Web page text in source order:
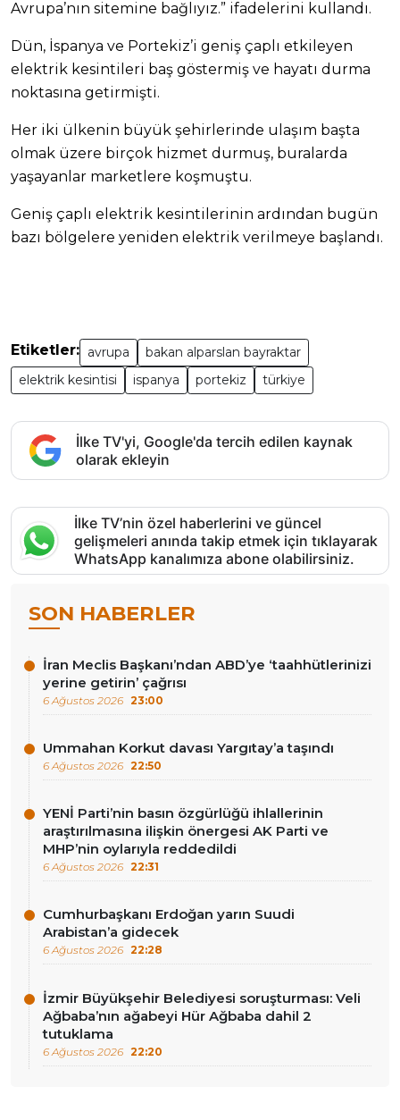
Avrupa’nın sitemine bağlıyız.” ifadelerini kullandı.
Dün, İspanya ve Portekiz’i geniş çaplı etkileyen
elektrik kesintileri baş göstermiş ve hayatı durma
noktasına getirmişti.
Her iki ülkenin büyük şehirlerinde ulaşım başta
olmak üzere birçok hizmet durmuş, buralarda
yaşayanlar marketlere koşmuştu.
Geniş çaplı elektrik kesintilerinin ardından bugün
bazı bölgelere yeniden elektrik verilmeye başlandı.
Etiketler: avrupa
bakan alparslan bayraktar
elektrik kesintisi
ispanya portekiz türkiye
İlke TV'yi, Google'da tercih edilen kaynak
olarak ekleyin
İlke TV’nin özel haberlerini ve güncel
gelişmeleri anında takip etmek için tıklayarak
WhatsApp kanalımıza abone olabilirsiniz.
SON HABERLER
İran Meclis Başkanı’ndan ABD’ye ‘taahhütlerinizi
yerine getirin’ çağrısı
6 Ağustos 2026 23:00
Ummahan Korkut davası Yargıtay’a taşındı
6 Ağustos 2026 22:50
YENİ Parti’nin basın özgürlüğü ihlallerinin
araştırılmasına ilişkin önergesi AK Parti ve
MHP’nin oylarıyla reddedildi
6 Ağustos 2026 22:31
Cumhurbaşkanı Erdoğan yarın Suudi
Arabistan’a gidecek
6 Ağustos 2026 22:28
İzmir Büyükşehir Belediyesi soruşturması: Veli
Ağbaba’nın ağabeyi Hür Ağbaba dahil 2
tutuklama
6 Ağustos 2026 22:20